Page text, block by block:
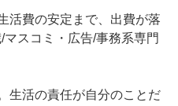
活費の安定まで、出費が落
スコミ・広告/事務系専門
生活の責任が自分のことだ